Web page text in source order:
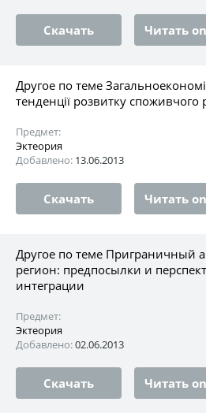
Скачать Читать
Другое по теме
тенденції розвитку споживчого
Предмет:
Эктеория
Добавлено: 13.06.2013
Скачать Читать
Другое по теме Приграничный
регион: предпосылки и
интеграции
Предмет:
Эктеория
Добавлено:02.06.2013
Скачать Читать